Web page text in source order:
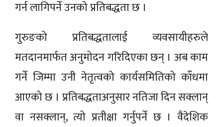
गर्न लागिपर्ने उनको प्रतिबद्धता छ ।
गुरुङको प्रतिबद्धतालाई व्यवसायीहरुले
मतदानमार्फत अनुमोदन गरिदिएका छन् । अब काम
गर्ने जिम्मा उनी नेतृत्वको कार्यसमितिको काँधमा
आएको छ । प्रतिबद्धताअनुसार नतिजा दिन सक्लान्
वा नसक्लान्, त्यो प्रतीक्षा गर्नुपर्ने छ । वैदेशिक